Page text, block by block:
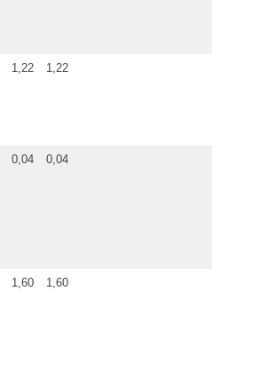
1,22 1,22
0,04 0,04
1,60 1,60